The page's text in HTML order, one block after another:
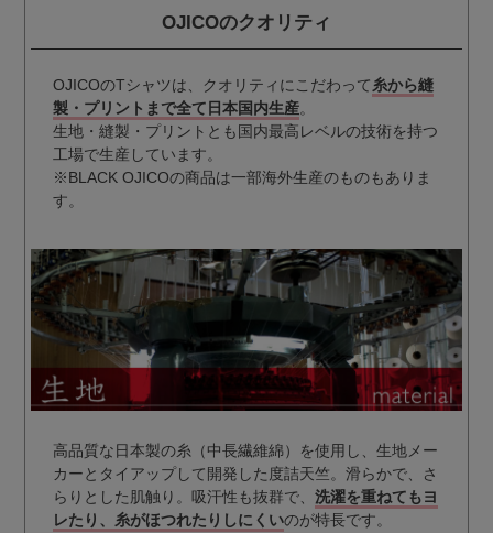
OJICOのクオリティ
OJICOのTシャツは、クオリティにこだわって糸から縫
製・プリントまで全て日本国内生産。
生地・縫製・プリントとも国内最高レベルの技術を持つ
工場で生産しています。
※BLACK OJICOの商品は一部海外生産のものもありま
す。
高品質な日本製の糸（中長繊維綿）を使用し、生地メー
カーとタイアップして開発した度詰天竺。滑らかで、さ
らりとした肌触り。吸汗性も抜群で、 洗濯を重ねてもヨ
レたり、糸がほつれたりしにくいのが特長です。